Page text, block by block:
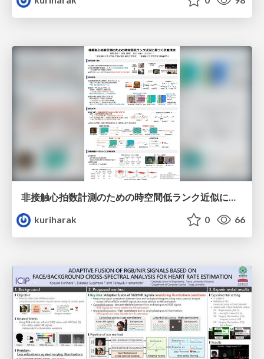
非接触心拍数計測のための時空間低ランク近似に基づく脈波推定
kuriharak
0 66